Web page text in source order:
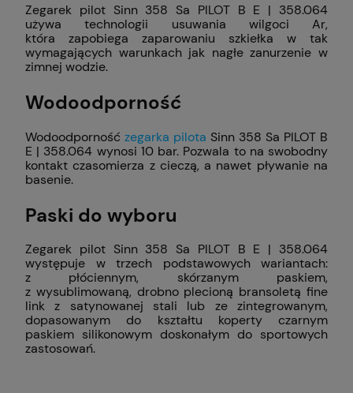
Zegarek pilot Sinn 358 Sa PILOT B E | 358.064
używa technologii usuwania wilgoci Ar,
która zapobiega zaparowaniu szkiełka w tak
wymagających warunkach jak nagłe zanurzenie w
zimnej wodzie.
Wodoodporność
Wodoodporność zegarka pilota Sinn 358 Sa PILOT B
E | 358.064 wynosi 10 bar. Pozwala to na swobodny
kontakt czasomierza z cieczą, a nawet pływanie na
basenie.
Paski do wyboru
Zegarek pilot Sinn 358 Sa PILOT B E | 358.064
występuje w trzech podstawowych wariantach:
z płóciennym, skórzanym paskiem,
z wysublimowaną, drobno plecioną bransoletą fine
link z satynowanej stali lub ze zintegrowanym,
dopasowanym do kształtu koperty czarnym
paskiem silikonowym doskonałym do sportowych
zastosowań.